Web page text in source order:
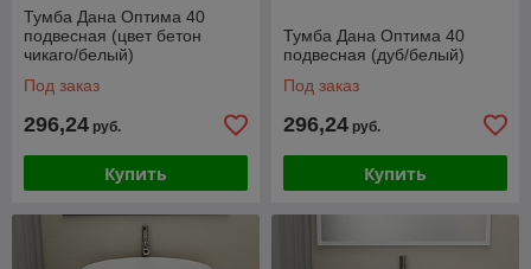
Тумба Дана Оптима 40
подвесная (цвет бетон
чикаго/белый)
Под заказ
296,24 руб.
Купить
Тумба Дана Оптима 40
подвесная (дуб/белый)
Под заказ
296,24 руб.
Купить